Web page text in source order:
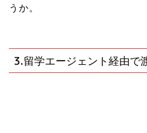
うか。
3.留学エージェント経由で